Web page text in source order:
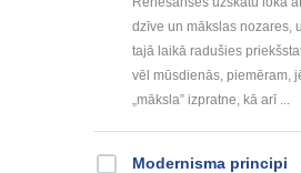
dzīve un mākslas nozares,
tajā laikā radušies
vēl mūsdienās, piemēram,
„māksla” izpratne, kā arī ...
Modernisma principi